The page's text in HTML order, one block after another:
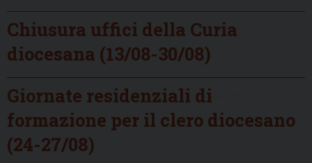
Chiusura uffici della Curia
diocesana (13/08-30/08)
Giornate residenziali di
formazione per il clero diocesano
(24-27/08)